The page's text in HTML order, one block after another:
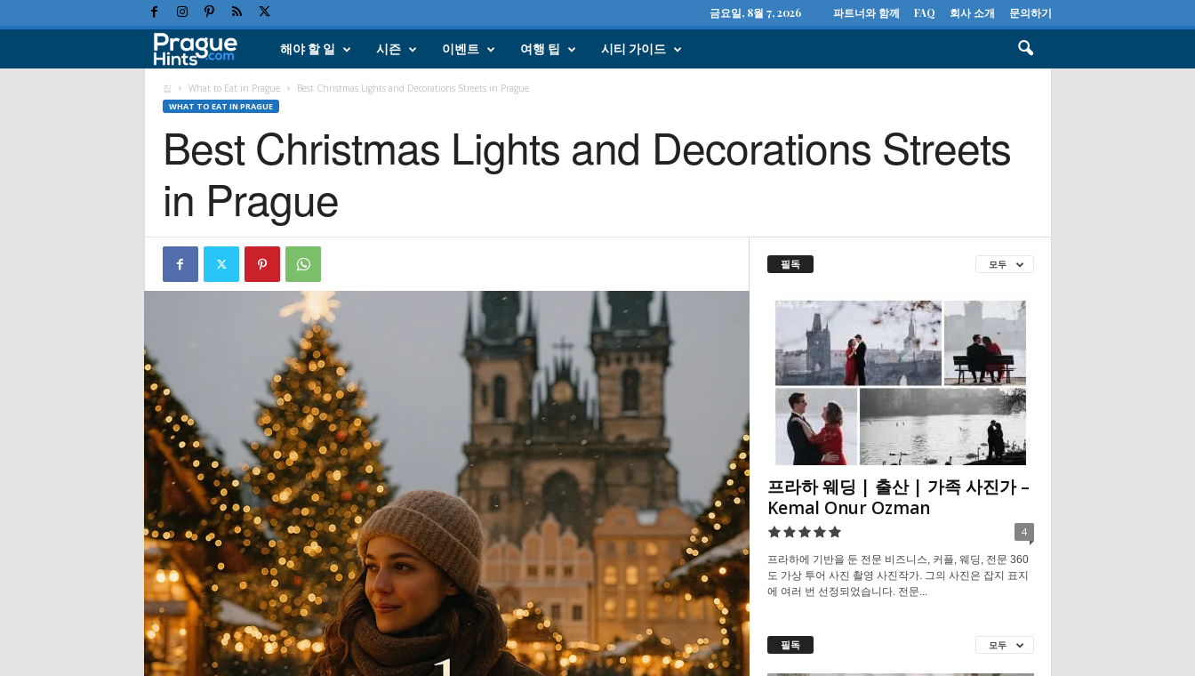
금요일, 8월 7, 2026 파트너와 함께 FAQ 회사 소개 문의하기
라
휴
가
,
여
트
및
팁
해야 할 일 시즌 이벤트 여행 팁 시티 가이드
집 What to Eat in Prague Best Christmas Lights and Decorations Streets in Prague
WHAT TO EAT IN PRAGUE
Best Christmas Lights and Decorations Streets
in Prague
필독 모두
프라하 웨딩 | 출산 | 가족 사진가 –
Kemal Onur Ozman
4
프라하에 기반을 둔 전문 비즈니스, 커플, 웨딩, 전문 360
도 가상 투어 사진 촬영 사진작가. 그의 사진은 잡지 표지
에 여러 번 선정되었습니다. 전문...
필독 모두